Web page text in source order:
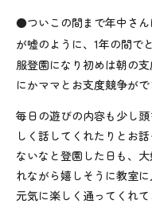
●ついこの間まで年中さん
が嘘のように、 1年の間で
服登園になり初めは朝の
にかママとお支度競争
毎日の遊びの内容も少し
しく話してくれたりとお
ないなと登園した日も、
れながら嬉しそうに教室
元気に楽しく通ってくれ